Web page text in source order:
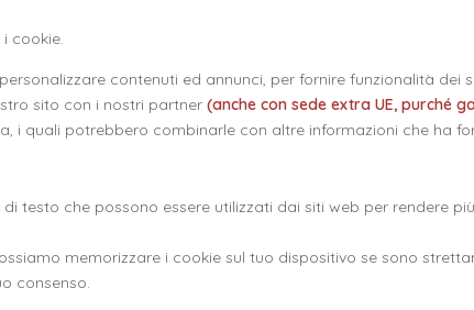
cookie.
contenuti ed annunci, per fornire funzionalità
sito con i nostri partner (anche con sede extra UE, purché
i quali potrebbero combinarle con altre informazioni che ha
testo che possono essere utilizzati dai siti web per rendere
memorizzare i cookie sul tuo dispositivo se sono
consenso.